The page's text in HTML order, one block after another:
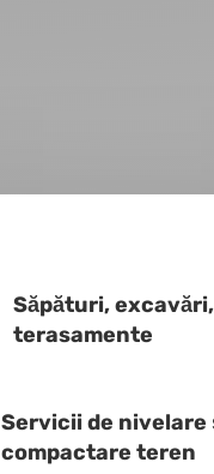
Săpături,
terasamente
Servicii de nivelare
compactare teren